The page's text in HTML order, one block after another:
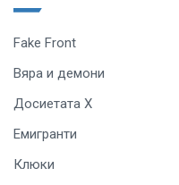
Fake Front
Вяра и демони
Досиетата Х
Емигранти
Клюки